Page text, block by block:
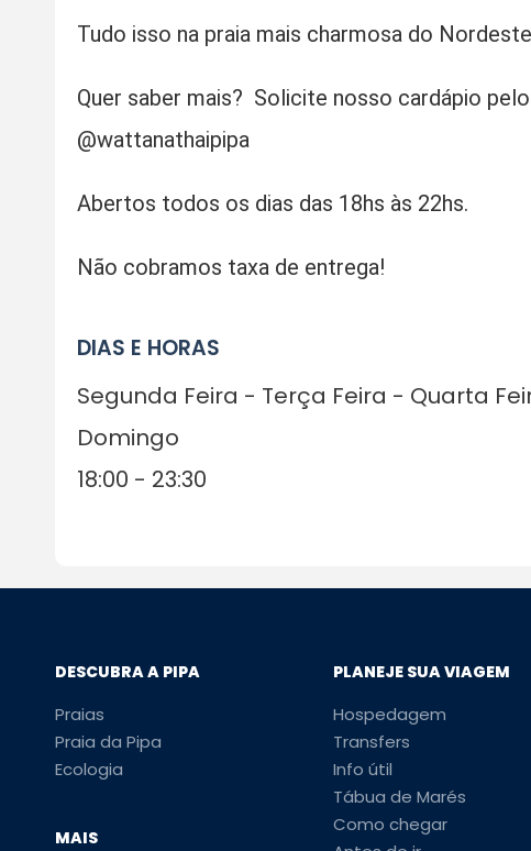
Tudo isso na praia mais charmosa do
Quer saber mais? Solicite nosso cardápio
@wattanathaipipa
Abertos todos os dias das 18hs às 22hs.
Não cobramos taxa de entrega!
DIAS E HORAS
Segunda Feira - Terça Feira - Quarta
Domingo
18:00 - 23:30
DESCUBRA A PIPA
Praias
Praia da Pipa
Ecologia
MAIS
PLANEJE SUA VIAGEM
Hospedagem
Transfers
Info útil
Tábua de Marés
Como chegar